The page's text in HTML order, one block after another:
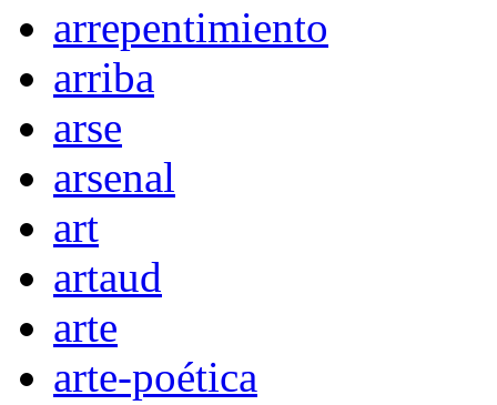
arrepentimiento
arriba
arse
arsenal
art
artaud
arte
arte-poética